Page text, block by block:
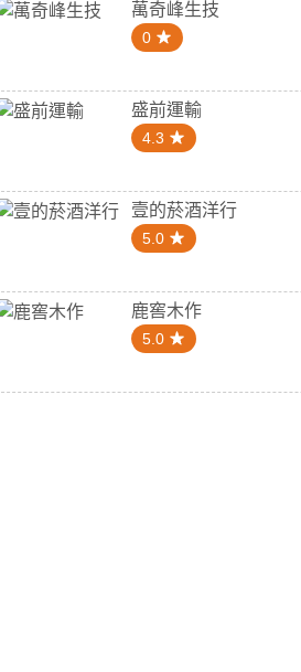
萬奇峰生技
0
盛前運輸
4.3
壹的菸酒洋行
5.0
鹿窖木作
5.0